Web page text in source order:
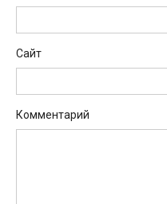
Сайт
Комментарий